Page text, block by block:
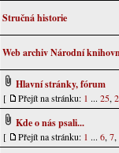
Stručná historie
Web archiv Národní
Hlavní stránky, fórum
[ Přejít na stránku: 1 ... 25,
Kde o nás psali...
[ Přejít na stránku: 1 ... 6, 7,